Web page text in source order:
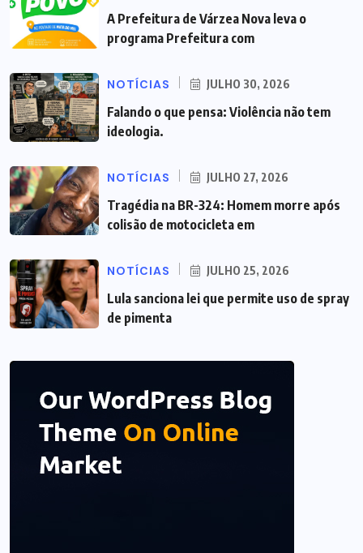
A Prefeitura de Várzea Nova leva o
programa Prefeitura com
NOTÍCIAS JULHO 30, 2026
Falando o que pensa: Violência não tem
ideologia.
NOTÍCIAS JULHO 27, 2026
Tragédia na BR-324: Homem morre após
colisão de motocicleta em
NOTÍCIAS JULHO 25, 2026
Lula sanciona lei que permite uso de spray
de pimenta